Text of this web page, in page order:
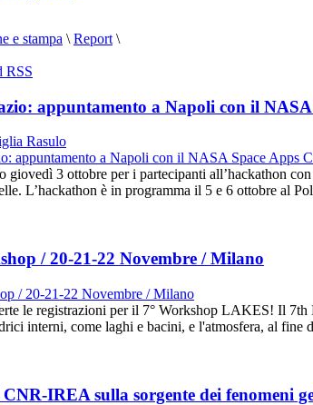
e stampa \ Report \
RSS
appuntamento a Napoli con il
Rasulo
3 ottobre per i partecipanti all’hackathon
L’hackathon è in programma il 5 e 6 ottobre al
/ 20-21-22 Novembre / Milano
le registrazioni per il 7° Workshop LAKES! Il
interni, come laghi e bacini, e l'atmosfera, al
IREA sulla sorgente dei fenomeni